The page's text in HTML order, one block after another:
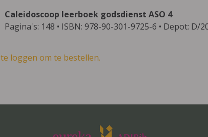
Caleidoscoop leerboek godsdienst ASO 4
Pagina's: 148 • ISBN: 978-90-301-9725-6 • Depot: D/
loggen om te bestellen.